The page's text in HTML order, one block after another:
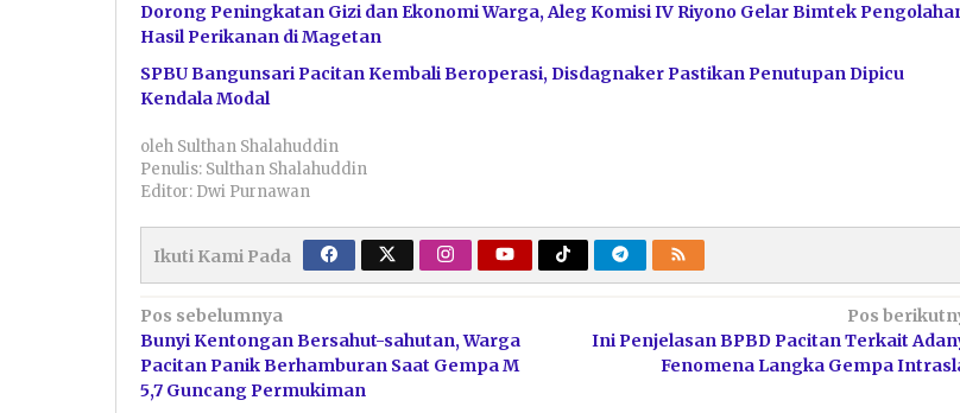
Dorong Peningkatan Gizi dan Ekonomi Warga, Aleg Komisi IV Riyono Gelar Bimtek
Hasil Perikanan di Magetan
SPBU Bangunsari Pacitan Kembali Beroperasi, Disdagnaker Pastikan Penutupan Dipicu
Kendala Modal
oleh Sulthan Shalahuddin
Penulis: Sulthan Shalahuddin
Editor: Dwi Purnawan
Ikuti Kami Pada
Navigasi
pos
Pos sebelumnya
Bunyi Kentongan Bersahut-sahutan, Warga
Pacitan Panik Berhamburan Saat Gempa M
5,7 Guncang Permukiman
Pos
Ini Penjelasan BPBD Pacitan Terkait
Fenomena Langka Gempa